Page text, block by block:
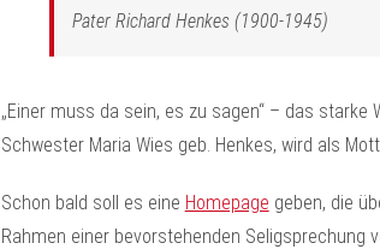
Pater Richard Henkes (1900-1945)
„Einer muss da sein, es zu sagen“ – das
Schwester Maria Wies geb. Henkes, wird als
Schon bald soll es eine Homepage geben, die
Rahmen einer bevorstehenden Seligsprechung